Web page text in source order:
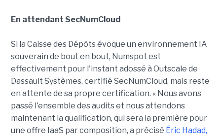
En attendant SecNumCloud
Si la Caisse des Dépôts évoque un environnement IA
souverain de bout en bout, Numspot est
effectivement pour l'instant adossé à Outscale de
Dassault Systèmes, certifié SecNumCloud, mais reste
en attente de sa propre certification. « Nous avons
passé l'ensemble des audits et nous attendons
maintenant la qualification, qui sera la première pour
une offre IaaS par composition, a précisé Éric Hadad,